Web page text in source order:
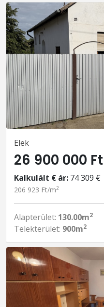
Elek
26 900 000 Ft
Kalkulált € ár: 74 309 €
206 923 Ft/m2
Alapterület: 130.00m2
Telekterület: 900m2